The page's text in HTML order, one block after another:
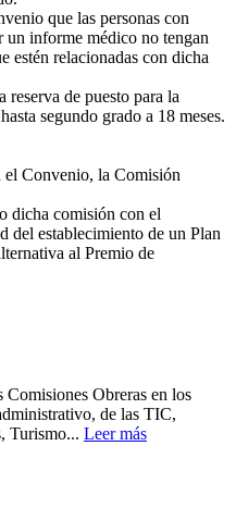
que las personas con
un informe médico no tengan
estén relacionadas con dicha
reserva de puesto para la
segundo grado a 18 meses.
el Convenio, la Comisión
dicha comisión con el
del establecimiento de un Plan
al Premio de
Obreras en los
de las TIC,
Turismo... Leer más